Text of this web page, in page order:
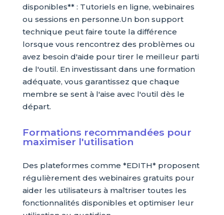
disponibles** : Tutoriels en ligne, webinaires
ou sessions en personne.Un bon support
technique peut faire toute la différence
lorsque vous rencontrez des problèmes ou
avez besoin d'aide pour tirer le meilleur parti
de l'outil. En investissant dans une formation
adéquate, vous garantissez que chaque
membre se sent à l'aise avec l'outil dès le
départ.
Formations recommandées pour
maximiser l'utilisation
Des plateformes comme *EDITH* proposent
régulièrement des webinaires gratuits pour
aider les utilisateurs à maîtriser toutes les
fonctionnalités disponibles et optimiser leur